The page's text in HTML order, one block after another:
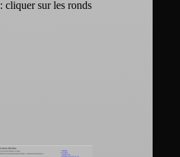
: cliquer sur les ronds